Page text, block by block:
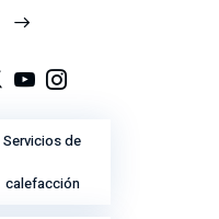
Servicios de
calefacción